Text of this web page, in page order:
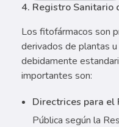
4. Registro Sanitario
Los fitofármacos son
derivados de plantas
debidamente
importantes son:
Directrices para el
Pública según la